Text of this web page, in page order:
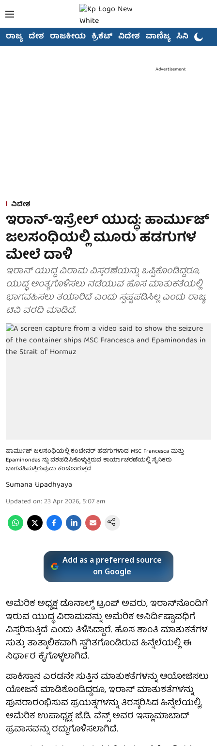
ರಾಜ್ಯ ದೇಶ ರಾಜಕೀಯ ಕ್ರಿಕೆಟ್ ವಿದೇಶ ವಾಣಿಜ್ಯ ಸಿನಿಮಾ
Advertisement
ವಿದೇಶ
ಇರಾನ್-ಇಸ್ರೇಲ್ ಯುದ್ಧ: ಹಾರ್ಮುಜ್
ಜಲಸಂಧಿಯಲ್ಲಿ ಮೂರು ಹಡಗುಗಳ
ಮೇಲೆ ದಾಳಿ
ಇರಾನ್ ಯುದ್ಧ ವಿರಾಮ ವಿಸ್ತರಣೆಯನ್ನು ಒಪ್ಪಿಕೊಂಡಿದ್ದರೂ,
ಯುದ್ಧ ಅಂತ್ಯಗೊಳಿಸಲು ನಡೆಯುವ ಹೊಸ ಮಾತುಕತೆಯಲ್ಲಿ
ಭಾಗವಹಿಸಲು ತಯಾರಿದೆ ಎಂದು ಸ್ಪಷ್ಟಪಡಿಸಿಲ್ಲ ಎಂದು ರಾಜ್ಯ
ಟಿವಿ ವರದಿ ಮಾಡಿದೆ.
ಹಾರ್ಮುಜ್ ಜಲಸಂಧಿಯಲ್ಲಿ ಕಂಟೇನರ್ ಹಡಗುಗಳಾದ MSC Francesca ಮತ್ತು
Epaminondas ನ್ನು ವಶಪಡಿಸಿಕೊಳ್ಳುತ್ತಿರುವ ಕಾರ್ಯಾಚರಣೆಯಲ್ಲಿ ಸೈನಿಕರು
ಭಾಗವಹಿಸುತ್ತಿರುವುದು ಕಂಡುಬರುತ್ತದೆ
Sumana Upadhyaya
Updated on: 23 Apr 2026, 5:07 am
Add as a preferred source
on Google
ಅಮೆರಿಕ ಅಧ್ಯಕ್ಷ ಡೊನಾಲ್ಡ್ ಟ್ರಂಪ್ ಅವರು, ಇರಾನ್‌ನೊಂದಿಗೆ
ಇರುವ ಯುದ್ಧ ವಿರಾಮವನ್ನು ಅಮೆರಿಕ ಅನಿರ್ದಿಷ್ಟಾವಧಿಗೆ
ವಿಸ್ತರಿಸುತ್ತಿದೆ ಎಂದು ತಿಳಿಸಿದ್ದಾರೆ. ಹೊಸ ಶಾಂತಿ ಮಾತುಕತೆಗಳ
ಸುತ್ತು ತಾತ್ಕಾಲಿಕವಾಗಿ ಸ್ಥಗಿತಗೊಂಡಿರುವ ಹಿನ್ನೆಲೆಯಲ್ಲಿ ಈ
ನಿರ್ಧಾರ ಕೈಗೊಳ್ಳಲಾಗಿದೆ.
ಪಾಕಿಸ್ತಾನ ಎರಡನೇ ಸುತ್ತಿನ ಮಾತುಕತೆಗಳನ್ನು ಆಯೋಜಿಸಲು
ಯೋಜನೆ ಮಾಡಿಕೊಂಡಿದ್ದರೂ, ಇರಾನ್ ಮಾತುಕತೆಗಳನ್ನು
ಪುನರಾರಂಭಿಸುವ ಪ್ರಯತ್ನಗಳನ್ನು ತಿರಸ್ಕರಿಸಿದ ಹಿನ್ನೆಲೆಯಲ್ಲಿ,
ಅಮೆರಿಕ ಉಪಾಧ್ಯಕ್ಷ ಜೆ.ಡಿ. ವೆನ್ಸ್ ಅವರ ಇಸ್ಲಾಮಾಬಾದ್
ಪ್ರವಾಸವನ್ನು ರದ್ದುಗೊಳಿಸಲಾಗಿದೆ.